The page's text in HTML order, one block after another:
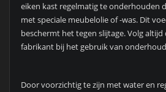
eiken kast regelmatig te onderhouden
met speciale meubelolie of -was. Dit
beschermt het tegen slijtage. Volg
fabrikant bij het gebruik van
Door voorzichtig te zijn met water en